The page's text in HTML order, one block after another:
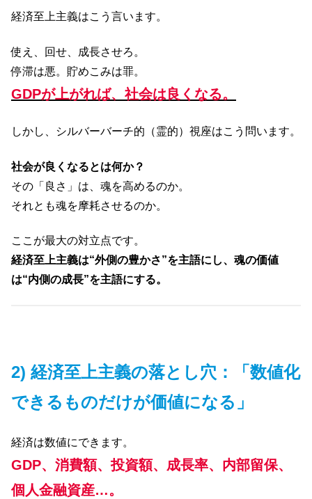
経済至上主義はこう言います。
使え、回せ、成長させろ。
停滞は悪。貯めこみは罪。
GDPが上がれば、社会は良くなる。
しかし、シルバーバーチ的（霊的）視座はこう問います。
社会が良くなるとは何か？
その「良さ」は、魂を高めるのか。
それとも魂を摩耗させるのか。
ここが最大の対立点です。
経済至上主義は“外側の豊かさ”を主語にし、魂の価値
は“内側の成長”を主語にする。
2) 経済至上主義の落とし穴：「数値化
できるものだけが価値になる」
経済は数値にできます。
GDP、消費額、投資額、成長率、内部留保、
個人金融資産…。